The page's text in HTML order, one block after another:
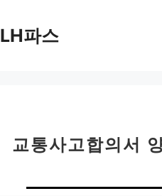
LH파스
교통사고합의서